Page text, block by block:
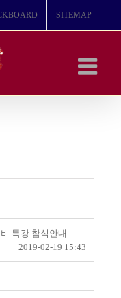
SITEMAP
특강 참석안내
2019-02-19 15:43